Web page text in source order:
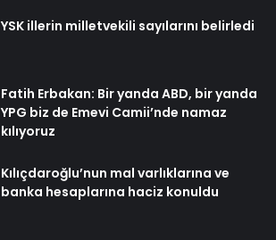
YSK illerin milletvekili sayılarını belirledi
Fatih Erbakan: Bir yanda ABD, bir yanda
YPG biz de Emevi Camii’nde namaz
kılıyoruz
Kılıçdaroğlu’nun mal varlıklarına ve
banka hesaplarına haciz konuldu